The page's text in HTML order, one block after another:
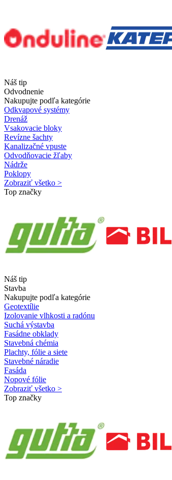
Náš tip
Odvodnenie
Nakupujte podľa kategórie
Odkvapové systémy
Drenáž
Vsakovacie bloky
Revízne šachty
Kanalizačné vpuste
Odvodňovacie žľaby
Nádrže
Poklopy
Zobraziť všetko >
Top značky
Náš tip
Stavba
Nakupujte podľa kategórie
Geotextílie
Izolovanie vlhkosti a radónu
Suchá výstavba
Fasádne obklady
Stavebná chémia
Plachty, fólie a siete
Stavebné náradie
Fasáda
Nopové fólie
Zobraziť všetko >
Top značky